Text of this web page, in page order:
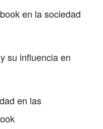
en la sociedad
su influencia en
en las